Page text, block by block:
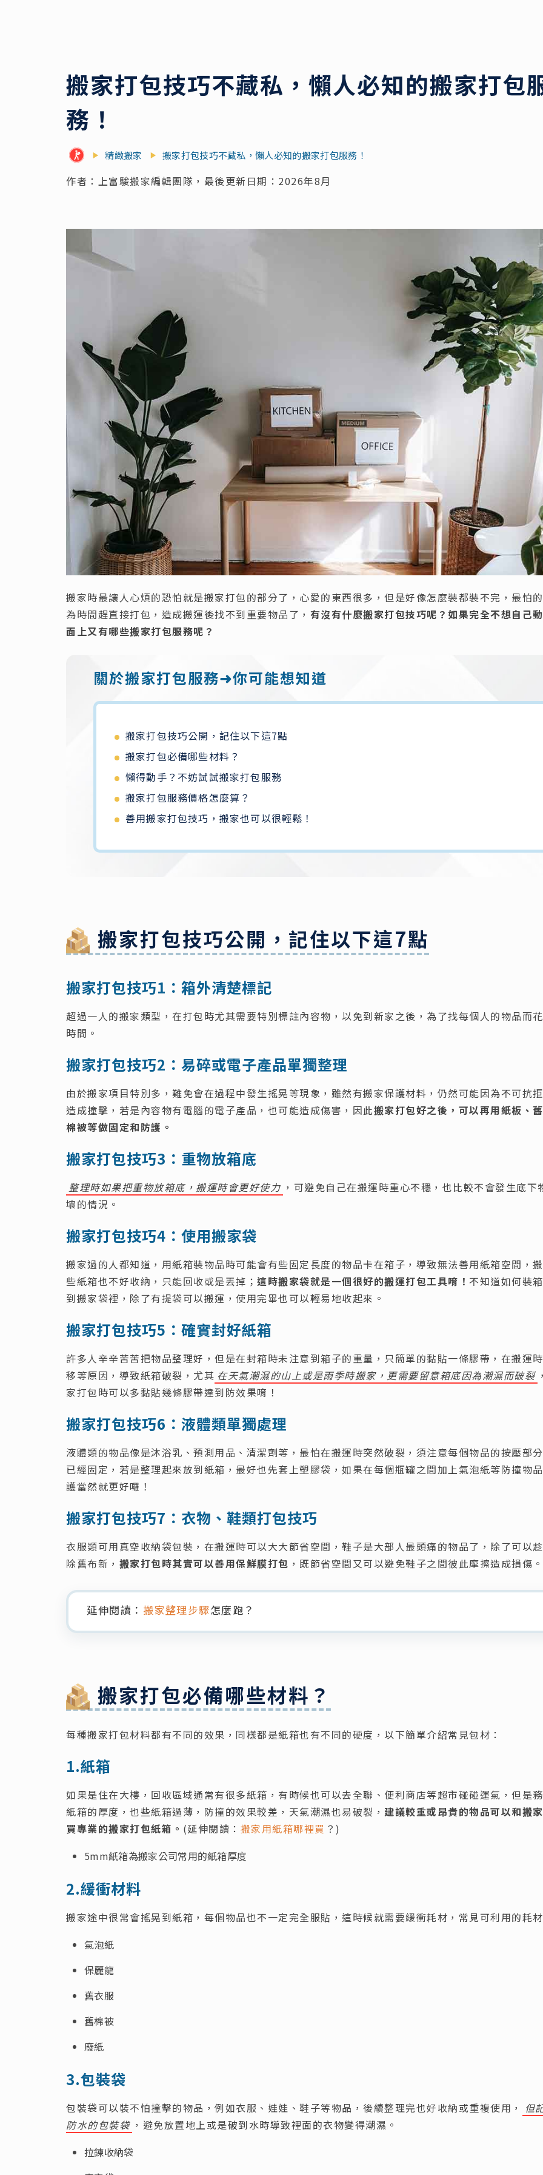
搬家打包技巧不藏私，懶人必知的搬家打包
務！
精緻搬家 搬家打包技巧不藏私，懶人必知的搬家打包服務！
作者：上富駿搬家編輯團隊，最後更新日期：2026年8月
搬家時最讓人心煩的恐怕就是搬家打包的部分了，心愛的東西很多，但是好像怎麼裝都裝不完，最怕
為時間趕直接打包，造成搬運後找不到重要物品了， 有沒有什麼搬家打包技巧呢？如果完全不想自己
面上又有哪些搬家打包服務呢？
關於搬家打包服務➜你可能想知道
搬家打包技巧公開，記住以下這7點
搬家打包必備哪些材料？
懶得動手？不妨試試搬家打包服務
搬家打包服務價格怎麼算？
善用搬家打包技巧，搬家也可以很輕鬆！
搬家打包技巧公開，記住以下這7點
搬家打包技巧1：箱外清楚標記
超過一人的搬家類型，在打包時尤其需要特別標註內容物，以免到新家之後，為了找每個人的物品而
時間。
搬家打包技巧2：易碎或電子產品單獨整理
由於搬家項目特別多，難免會在過程中發生搖晃等現象，雖然有搬家保護材料，仍然可能因為不可抗
造成撞擊，若是內容物有電腦的電子產品，也可能造成傷害，因此搬家打包好之後，可以再用紙板、
棉被等做固定和防護。
搬家打包技巧3：重物放箱底
整理時如果把重物放箱底，搬運時會更好使力 ，可避免自己在搬運時重心不穩，也比較不會發生底下
壞的情況。
搬家打包技巧4：使用搬家袋
搬家過的人都知道，用紙箱裝物品時可能會有些固定長度的物品卡在箱子，導致無法善用紙箱空間，
些紙箱也不好收納，只能回收或是丟掉； 這時搬家袋就是一個很好的搬運打包工具唷！ 不知道如何裝
到搬家袋裡，除了有提袋可以搬運，使用完畢也可以輕易地收起來。
搬家打包技巧5：確實封好紙箱
許多人辛辛苦苦把物品整理好，但是在封箱時未注意到箱子的重量，只簡單的黏貼一條膠帶，在搬運
移等原因，導致紙箱破裂，尤其 在天氣潮濕的山上或是雨季時搬家，更需要留意箱底因為潮濕而破裂
家打包時可以多黏貼幾條膠帶達到防效果唷！
搬家打包技巧6：液體類單獨處理
液體類的物品像是沐浴乳、預測用品、清潔劑等，最怕在搬運時突然破裂，須注意每個物品的按壓部
已經固定，若是整理起來放到紙箱，最好也先套上塑膠袋，如果在每個瓶罐之間加上氣泡紙等防撞物
護當然就更好囉！
搬家打包技巧7：衣物、鞋類打包技巧
衣服類可用真空收納袋包裝，在搬運時可以大大節省空間，鞋子是大部人最頭痛的物品了，除了可以
除舊布新， 搬家打包時其實可以善用保鮮膜打包 ，既節省空間又可以避免鞋子之間彼此摩擦造成損傷。
延伸閱讀： 搬家整理步驟怎麼跑？
搬家打包必備哪些材料？
每種搬家打包材料都有不同的效果，同樣都是紙箱也有不同的硬度，以下簡單介紹常見包材：
1.紙箱
如果是住在大樓，回收區域通常有很多紙箱，有時候也可以去全聯、便利商店等超市碰碰運氣，但是
紙箱的厚度，也些紙箱過薄，防撞的效果較差，天氣潮濕也易破裂， 建議較重或昂貴的物品可以和搬
買專業的搬家打包紙箱。 (延伸閱讀： 搬家用紙箱哪裡買 ？)
5mm紙箱為搬家公司常用的紙箱厚度
2.緩衝材料
搬家途中很常會搖晃到紙箱，每個物品也不一定完全服貼，這時候就需要緩衝耗材，常見可利用的耗
氣泡紙
保麗龍
舊衣服
舊棉被
廢紙
3.包裝袋
包裝袋可以裝不怕撞擊的物品，例如衣服、娃娃、鞋子等物品，後續整理完也好收納或重複使用，
但
防水的包裝袋 ，避免放置地上或是破到水時導致裡面的衣物變得潮濕。
拉鍊收納袋